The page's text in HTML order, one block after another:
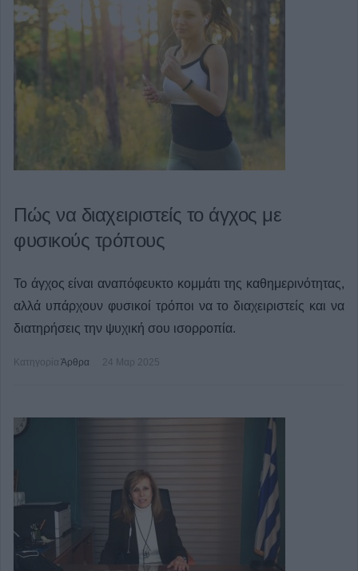
Πώς να διαχειριστείς το άγχος με
φυσικούς τρόπους
Το άγχος είναι αναπόφευκτο κομμάτι της καθημερινότητας,
αλλά υπάρχουν φυσικοί τρόποι να το διαχειριστείς και να
διατηρήσεις την ψυχική σου ισορροπία.
Κατηγορία Άρθρα 24 Μαρ 2025